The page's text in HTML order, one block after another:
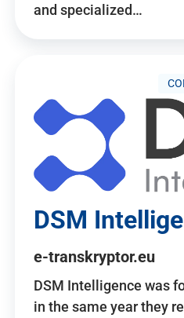
and specialized…
DSM
e-transkryptor.eu
DSM Intelligence was
in the same year they